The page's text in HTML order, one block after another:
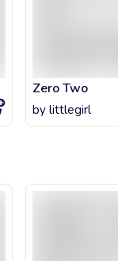
Zero Two
by littlegirl